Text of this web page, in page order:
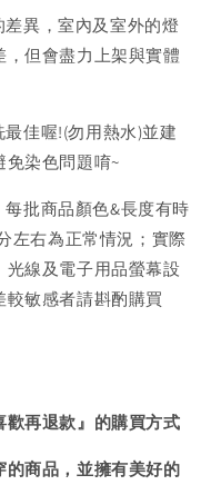
異，室內及室外的燈
但會盡力上架與實體
佳喔!(勿用熱水)並建
染色問題唷~
批商品顏色&長度有時
左右為正常情況；實際
線及電子用品螢幕設
敏感者請斟酌購買
再退款』的購買方式
商品，並擁有美好的